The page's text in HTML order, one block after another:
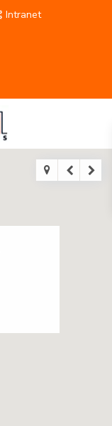
Intranet